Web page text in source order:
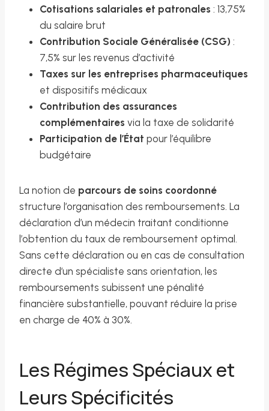
Cotisations salariales et patronales : 13,75%
du salaire brut
Contribution Sociale Généralisée (CSG) :
7,5% sur les revenus d’activité
Taxes sur les entreprises pharmaceutiques
et dispositifs médicaux
Contribution des assurances
complémentaires via la taxe de solidarité
Participation de l’État pour l’équilibre
budgétaire
La notion de parcours de soins coordonné
structure l’organisation des remboursements. La
déclaration d’un médecin traitant conditionne
l’obtention du taux de remboursement optimal.
Sans cette déclaration ou en cas de consultation
directe d’un spécialiste sans orientation, les
remboursements subissent une pénalité
financière substantielle, pouvant réduire la prise
en charge de 40% à 30%.
Les Régimes Spéciaux et
Leurs Spécificités